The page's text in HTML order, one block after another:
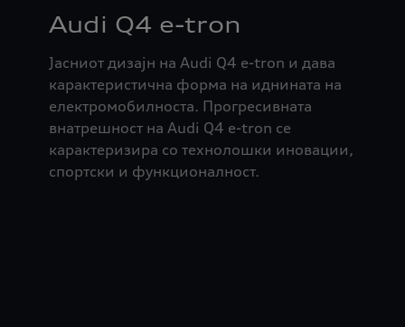
Audi Q4 e-tron
Јасниот дизајн на Audi Q4 e-tron и дава
карактеристична форма на иднината на
електромобилноста. Прогресивната
внатрешност на Audi Q4 e-tron се
карактеризира со технолошки иновации,
спортски и функционалност.